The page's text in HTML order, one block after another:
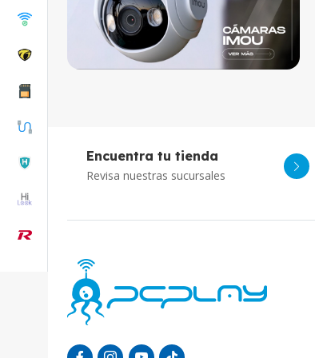
Encuentra tu tienda
Revisa nuestras sucursales